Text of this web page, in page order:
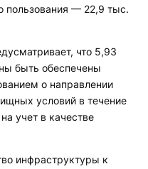
пользования — 22,9 тыс.
что 5,93
быть обеспечены
о направлении
условий в течение
учет в качестве
инфраструктуры к